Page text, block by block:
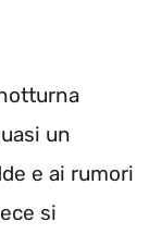
un
e ai rumori
si